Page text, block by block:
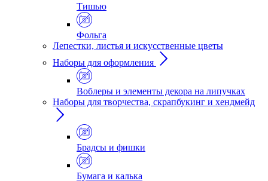
Тишью
Фольга
Лепестки, листья и искусственные цветы
Наборы для оформления
Воблеры и элементы декора на липучках
Наборы для творчества, скрапбукинг и хендмейд
Брадсы и фишки
Бумага и калька